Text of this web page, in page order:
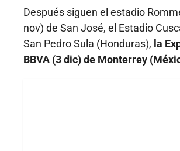
Después siguen el estadio
nov) de San José, el Estadio
San Pedro Sula (Honduras), la
BBVA (3 dic) de Monterrey